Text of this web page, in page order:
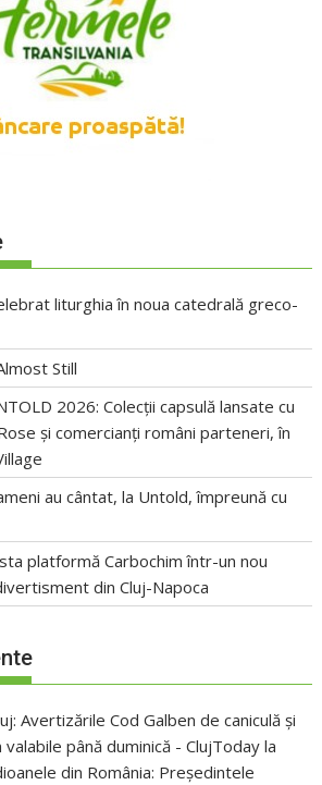
liturghia în noua catedrală greco-
Still
2026: Colecții capsulă lansate cu
și comercianți români parteneri, în
au cântat, la Untold, împreună cu
platformă Carbochim într-un nou
din Cluj-Napoca
Avertizările Cod Galben de caniculă și
până duminică - ClujToday la
din România: Președintele